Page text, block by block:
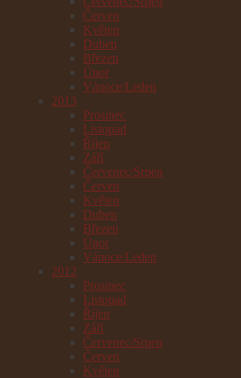
Červen
Květen
Duben
Březen
Únor
Vánoce/Leden
2013
Prosinec
Listopad
Říjen
Září
Červenec/Srpen
Červen
Květen
Duben
Březen
Únor
Vánoce/Leden
2012
Prosinec
Listopad
Říjen
Září
Červenec/Srpen
Červen
Květen